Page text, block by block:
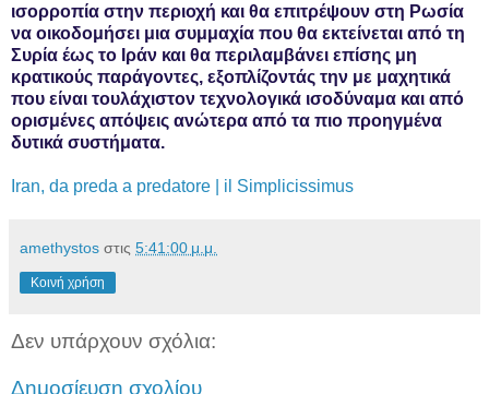
ισορροπία στην περιοχή και θα επιτρέψουν στη Ρωσία
να οικοδομήσει μια συμμαχία που θα εκτείνεται από τη
Συρία έως το Ιράν και θα περιλαμβάνει επίσης μη
κρατικούς παράγοντες, εξοπλίζοντάς την με μαχητικά
που είναι τουλάχιστον τεχνολογικά ισοδύναμα και από
ορισμένες απόψεις ανώτερα από τα πιο προηγμένα
δυτικά συστήματα.
Iran, da preda a predatore | il Simplicissimus
amethystos στις 5:41:00 μ.μ.
Κοινή χρήση
Δεν υπάρχουν σχόλια:
Δημοσίευση σχολίου